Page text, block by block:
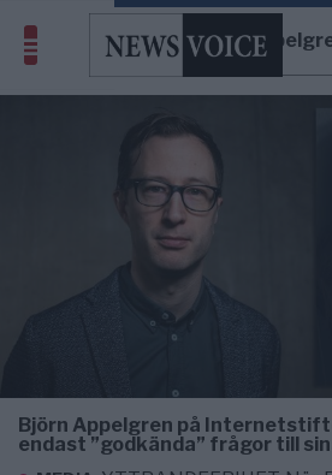
Björn
Björn Appelgren på
endast ”godkända” frågor till